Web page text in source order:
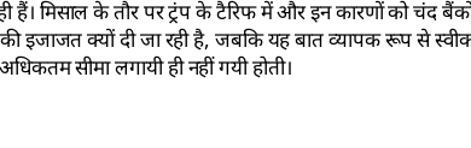
मिसाल के तौर पर ट्रंप के टैरिफ में और इन कारणों को चंद
इजाजत क्यों दी जा रही है, जबकि यह बात व्यापक रूप से
सीमा लगायी ही नहीं गयी होती।